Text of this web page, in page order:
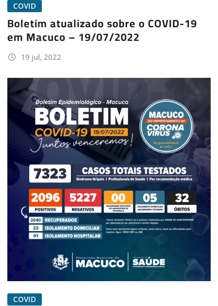
COVID
Boletim atualizado sobre o COVID-19
em Macuco – 19/07/2022
19 jul, 2022
COVID